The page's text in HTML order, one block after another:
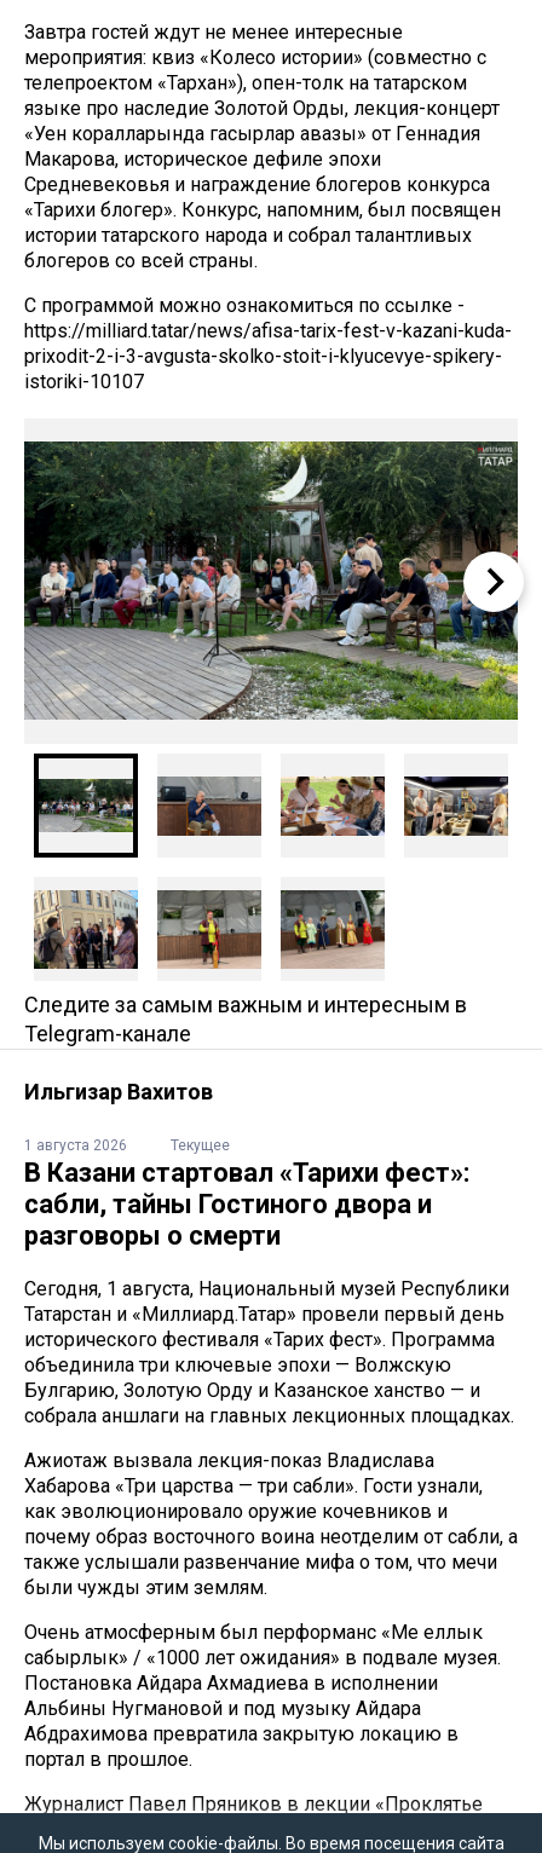
Завтра гостей ждут не менее интересные
мероприятия: квиз «Колесо истории» (совместно с
телепроектом «Тархан»), опен-толк на татарском
языке про наследие Золотой Орды, лекция-концерт
«Уен коралларында гасырлар авазы» от Геннадия
Макарова, историческое дефиле эпохи
Средневековья и награждение блогеров конкурса
«Тарихи блогер». Конкурс, напомним, был посвящен
истории татарского народа и собрал талантливых
блогеров со всей страны.
С программой можно ознакомиться по ссылке -
https://milliard.tatar/news/afisa-tarix-fest-v-kazani-kuda-
prixodit-2-i-3-avgusta-skolko-stoit-i-klyucevye-spikery-
istoriki-10107
Следите за самым важным и интересным в
Telegram-канале
Ильгизар Вахитов
1 августа 2026 Текущее
В Казани стартовал «Тарихи фест»:
сабли, тайны Гостиного двора и
разговоры о смерти
Сегодня, 1 августа, Национальный музей Республики
Татарстан и «Миллиард.Татар» провели первый день
исторического фестиваля «Тарих фест». Программа
объединила три ключевые эпохи — Волжскую
Булгарию, Золотую Орду и Казанское ханство — и
собрала аншлаги на главных лекционных площадках.
Ажиотаж вызвала лекция-показ Владислава
Хабарова «Три царства — три сабли». Гости узнали,
как эволюционировало оружие кочевников и
почему образ восточного воина неотделим от сабли, а
также услышали развенчание мифа о том, что мечи
были чужды этим землям.
Очень атмосферным был перформанс «Мең еллык
сабырлык» / «1000 лет ожидания» в подвале музея.
Постановка Айдара Ахмадиева в исполнении
Альбины Нугмановой и под музыку Айдара
Абдрахимова превратила закрытую локацию в
портал в прошлое.
Журналист Павел Пряников в лекции «Проклятье
Мы используем cookie-файлы. Во время посещения сайта